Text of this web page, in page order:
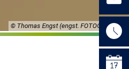
© Thomas Engst (engst. FOTOGRAFIE)